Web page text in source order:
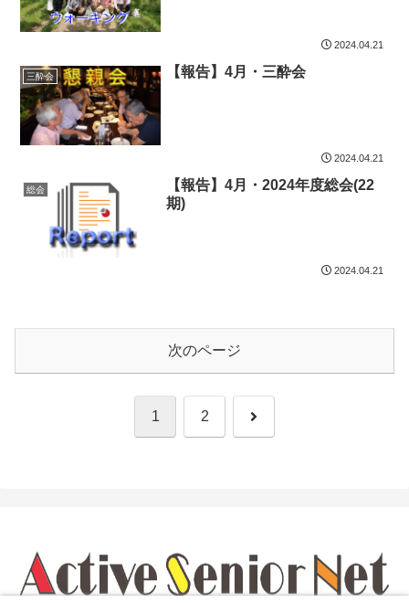
2024.04.21
三酔会 【報告】4月・三酔会
2024.04.21
総会
【報告】4月・2024年度総会(22
期)
2024.04.21
次のページ
1 2 次